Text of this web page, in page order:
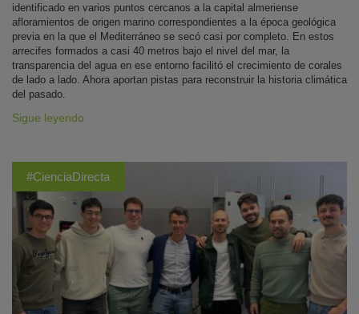
identificado en varios puntos cercanos a la capital almeriense
afloramientos de origen marino correspondientes a la época geológica
previa en la que el Mediterráneo se secó casi por completo. En estos
arrecifes formados a casi 40 metros bajo el nivel del mar, la
transparencia del agua en ese entorno facilitó el crecimiento de corales
de lado a lado. Ahora aportan pistas para reconstruir la historia climática
del pasado.
Sigue leyendo
#CienciaDirecta